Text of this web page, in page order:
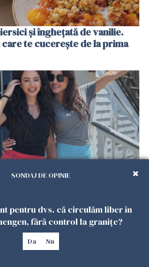
și înghețată de vanilie.
te cucerește de la prima
fără voi”
SONDAJ DE OPINIE
pentru dvs. că circulăm liber în
fără control la granițe?
Da Nu